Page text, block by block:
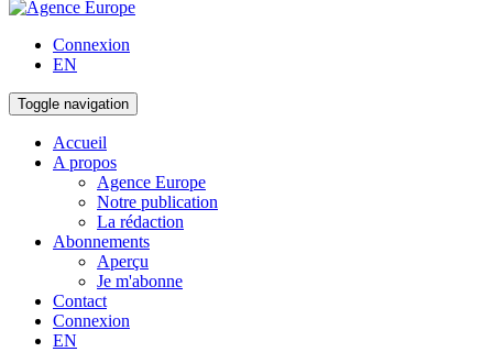
Connexion
EN
Toggle navigation
Accueil
A propos
Agence Europe
Notre publication
La rédaction
Abonnements
Aperçu
Je m'abonne
Contact
Connexion
EN